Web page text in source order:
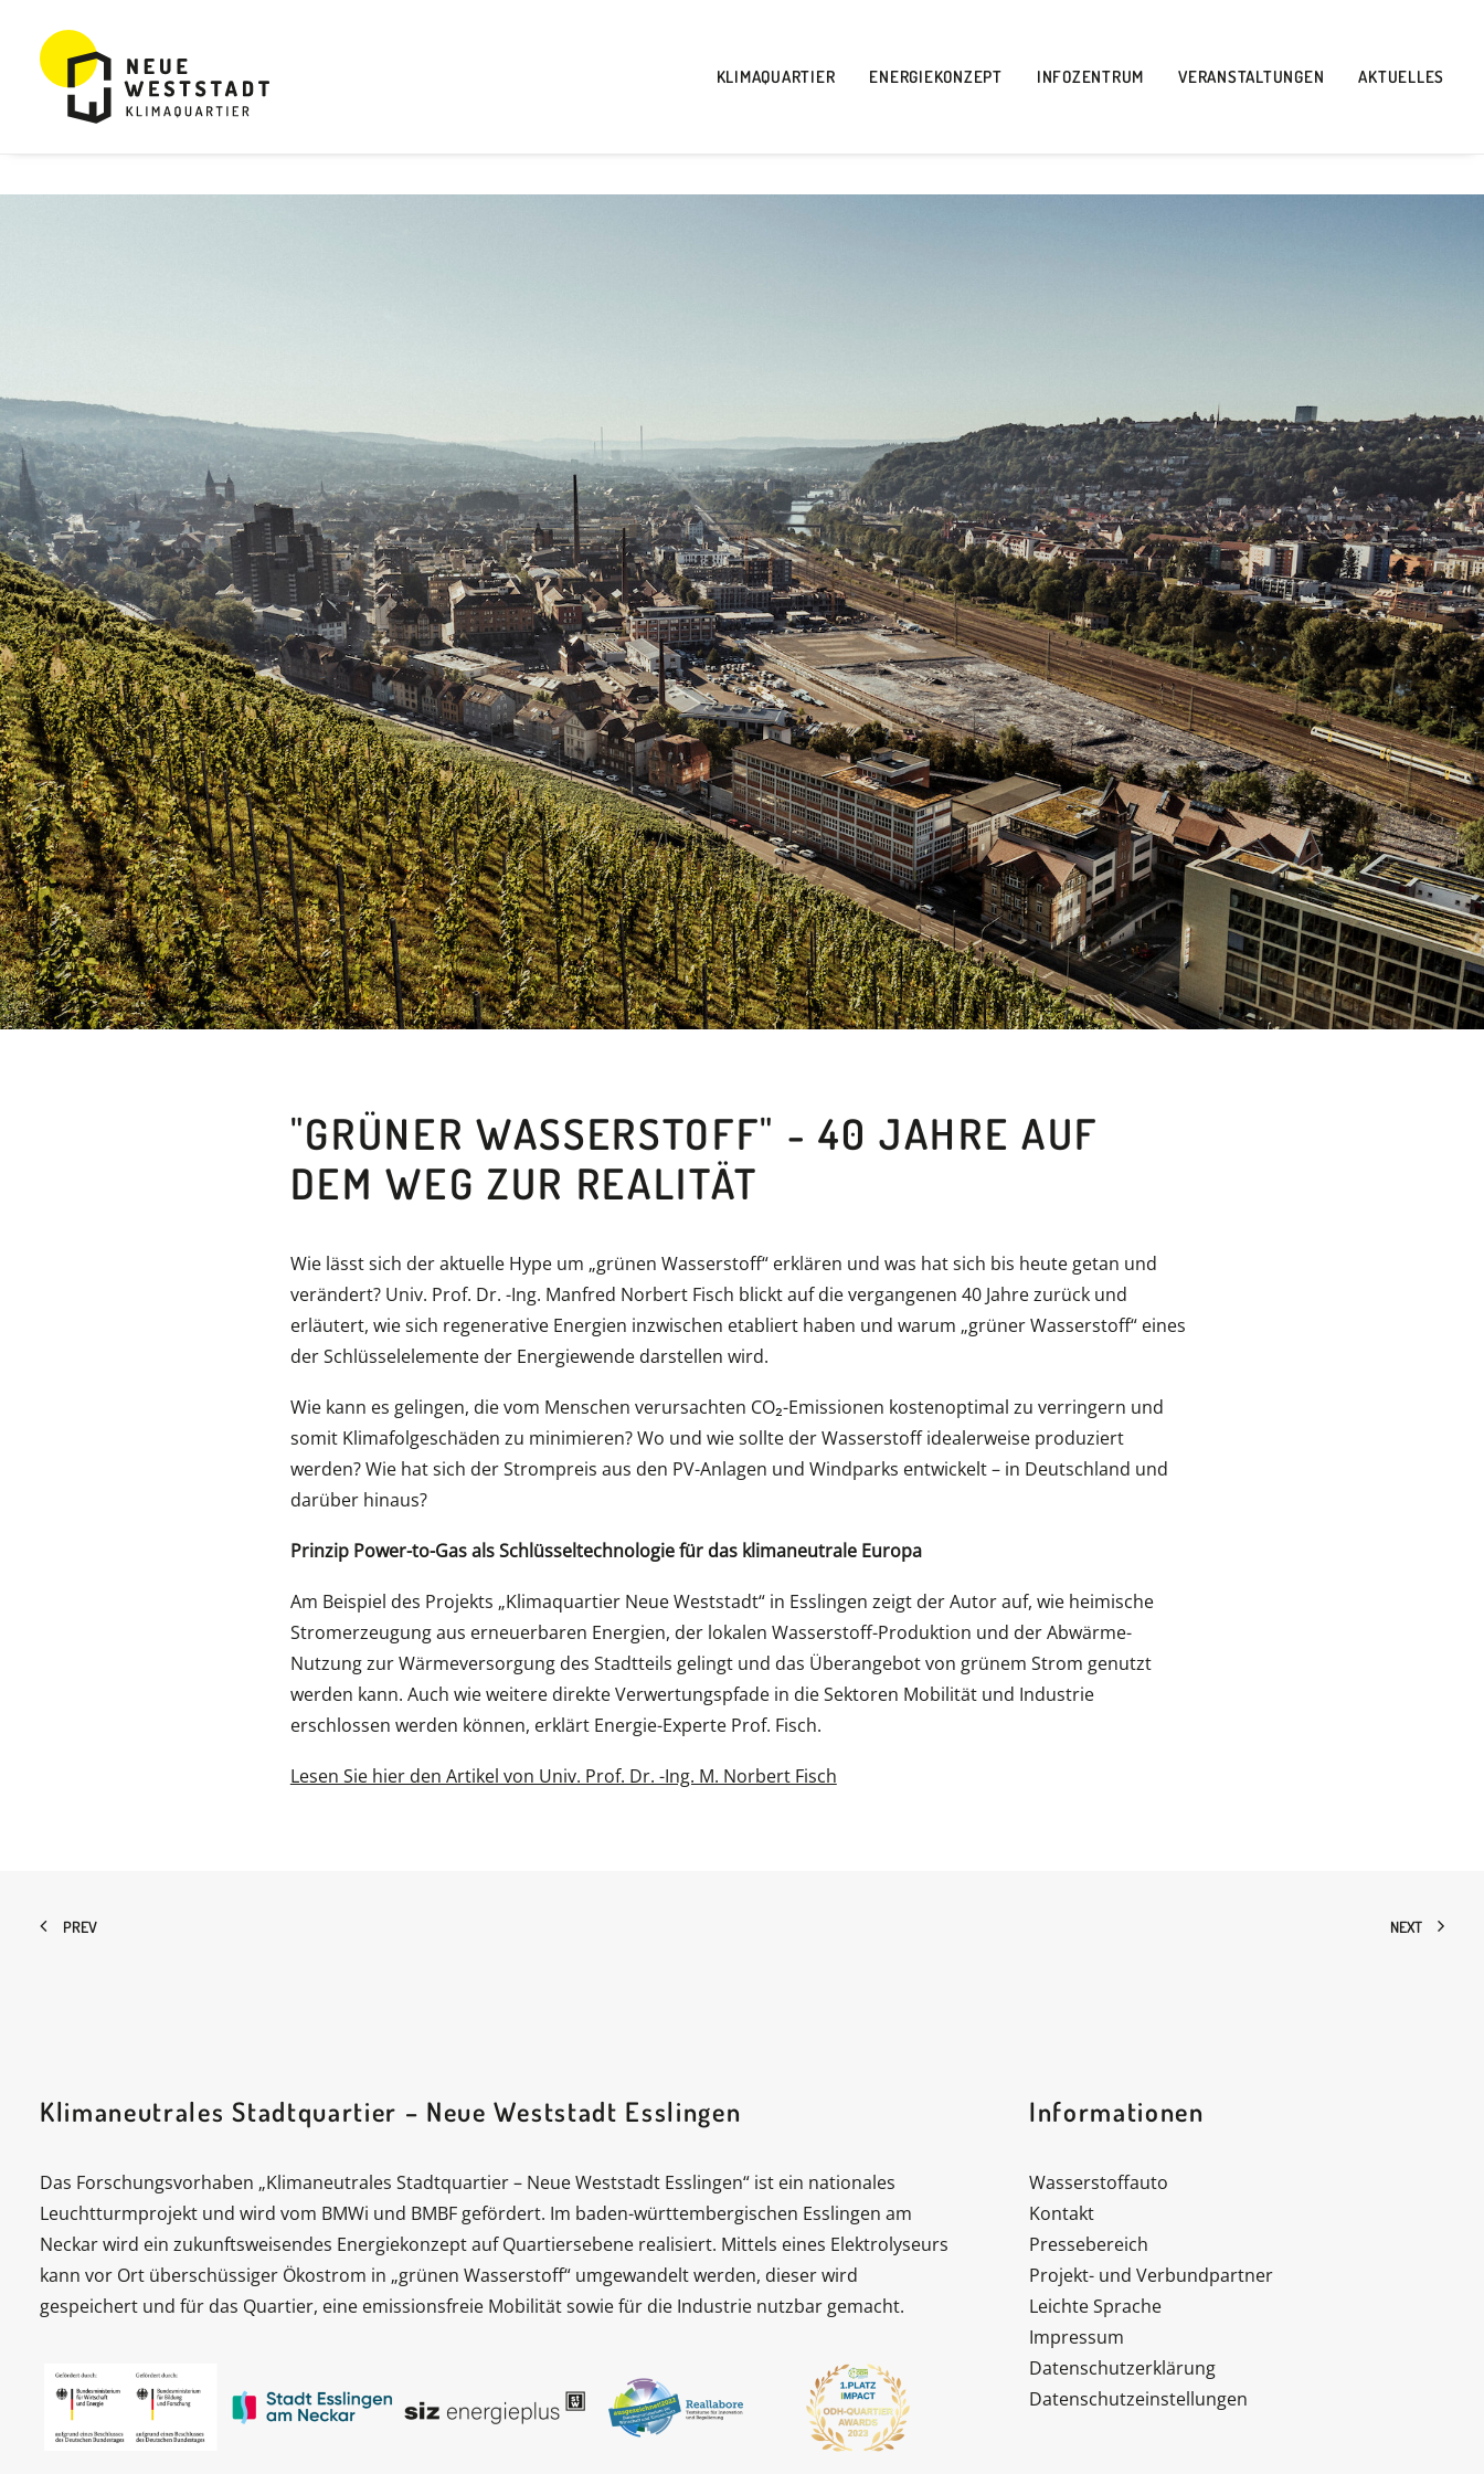
KLIMAQUARTIER ENERGIEKONZEPT INFOZENTRUM VERANSTALTUNGEN AKTUELLES
"GRÜNER WASSERSTOFF" - 40 JAHRE AUF
DEM WEG ZUR REALITÄT
Wie lässt sich der aktuelle Hype um „grünen Wasserstoff“ erklären und was hat sich bis heute getan und
verändert? Univ. Prof. Dr. -Ing. Manfred Norbert Fisch blickt auf die vergangenen 40 Jahre zurück und
erläutert, wie sich regenerative Energien inzwischen etabliert haben und warum „grüner Wasserstoff“ eines
der Schlüsselelemente der Energiewende darstellen wird.
Wie kann es gelingen, die vom Menschen verursachten CO₂-Emissionen kostenoptimal zu verringern und
somit Klimafolgeschäden zu minimieren? Wo und wie sollte der Wasserstoff idealerweise produziert
werden? Wie hat sich der Strompreis aus den PV-Anlagen und Windparks entwickelt – in Deutschland und
darüber hinaus?
Prinzip Power-to-Gas als Schlüsseltechnologie für das klimaneutrale Europa
Am Beispiel des Projekts „Klimaquartier Neue Weststadt“ in Esslingen zeigt der Autor auf, wie heimische
Stromerzeugung aus erneuerbaren Energien, der lokalen Wasserstoff-Produktion und der Abwärme-
Nutzung zur Wärmeversorgung des Stadtteils gelingt und das Überangebot von grünem Strom genutzt
werden kann. Auch wie weitere direkte Verwertungspfade in die Sektoren Mobilität und Industrie
erschlossen werden können, erklärt Energie-Experte Prof. Fisch.
Lesen Sie hier den Artikel von Univ. Prof. Dr. -Ing. M. Norbert Fisch
PREV NEXT
Klimaneutrales Stadtquartier – Neue Weststadt Esslingen
Das Forschungsvorhaben „Klimaneutrales Stadtquartier – Neue Weststadt Esslingen“ ist ein nationales
Leuchtturmprojekt und wird vom BMWi und BMBF gefördert. Im baden-württembergischen Esslingen am
Neckar wird ein zukunftsweisendes Energiekonzept auf Quartiersebene realisiert. Mittels eines Elektrolyseurs
kann vor Ort überschüssiger Ökostrom in „grünen Wasserstoff“ umgewandelt werden, dieser wird
gespeichert und für das Quartier, eine emissionsfreie Mobilität sowie für die Industrie nutzbar gemacht.
Informationen
Wasserstoffauto
Kontakt
Pressebereich
Projekt- und Verbundpartner
Leichte Sprache
Impressum
Datenschutzerklärung
Datenschutzeinstellungen